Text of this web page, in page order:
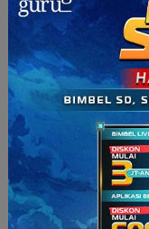
kan dicoba? Ajak
ia senang dan jadi
antara orang tua dan
Cemilan sehat
Takut anak Anda
sehat yang lezat
sendiri, agar
Misalnya
bikin es
dasar ubi, jus, atau
Untuk ada yang